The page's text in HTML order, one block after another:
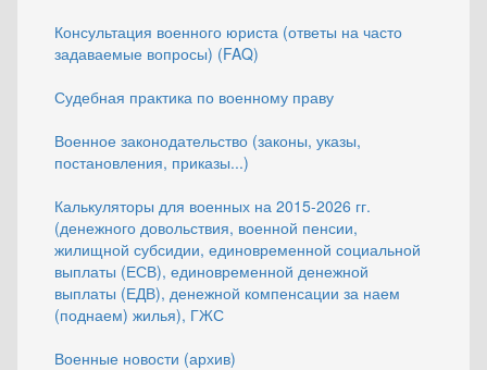
Консультация военного юриста (ответы на часто
задаваемые вопросы) (FAQ)
Судебная практика по военному праву
Военное законодательство (законы, указы,
постановления, приказы...)
Калькуляторы для военных на 2015-2026 гг.
(денежного довольствия, военной пенсии,
жилищной субсидии, единовременной социальной
выплаты (ЕСВ), единовременной денежной
выплаты (ЕДВ), денежной компенсации за наем
(поднаем) жилья), ГЖС
Военные новости (архив)